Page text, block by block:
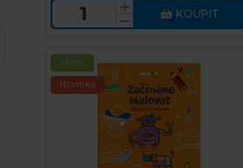
KOUPIT
Akční
Novinka